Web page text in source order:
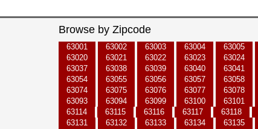
Browse by Zipcode
63001 63002 63003 63004 63005
63020
63021 63022 63023 63024
63037
63038 63039 63040 63041
63054
63055 63056 63057 63058
63074
63075 63076 63077 63078
63093
63094 63099 63100 63101
63114
63115 63116 63117 63118
63131
63132 63133 63134 63135